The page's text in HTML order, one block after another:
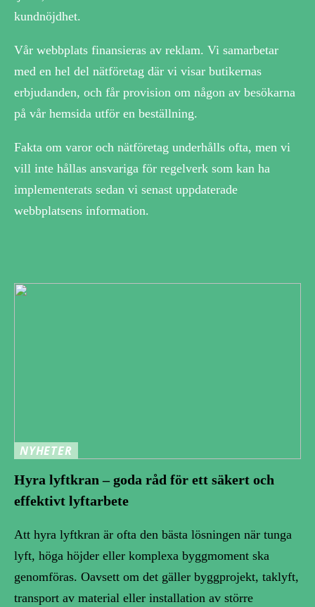
kundnöjdhet.
Vår webbplats finansieras av reklam. Vi samarbetar
med en hel del nätföretag där vi visar butikernas
erbjudanden, och får provision om någon av besökarna
på vår hemsida utför en beställning.
Fakta om varor och nätföretag underhålls ofta, men vi
vill inte hållas ansvariga för regelverk som kan ha
implementerats sedan vi senast uppdaterade
webbplatsens information.
NYHETER
Hyra lyftkran – goda råd för ett säkert och
effektivt lyftarbete
Att hyra lyftkran är ofta den bästa lösningen när tunga
lyft, höga höjder eller komplexa byggmoment ska
genomföras. Oavsett om det gäller byggprojekt, taklyft,
transport av material eller installation av större